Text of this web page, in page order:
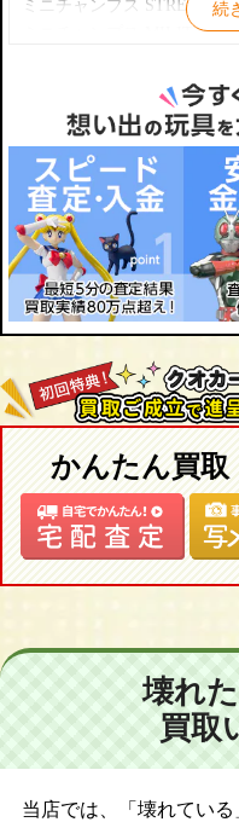
#16 ORANGE ARROWS
#17 ORANGE ARROWS
MONTE CARLO
#18 MINARDI EUROPEAN
#19 MINARDI M198
#20 JORDAN MUGEN
#21 JORDAN MUGEN
#22 BAR HONDA 02
#23 BAR HONDA 03
#24 BAR HONDA
#25 BAR HONDA 03
#26 BAR HONDA 02 R.ZONTA
#27 BAR HONDA
#28 BAR HONDA
#30 McLAREN MERCEDES
#31 McLAREN MERCEDES
#32 McLAREN MERCEDES
#33 McLAREN MERCEDES
FESTIVAL OF SPEED・1999
#36 RED BULL SAUBER
#37 RED BULL SAUBER
#38 RED BULL SAUBER
#39 RED BULL SAUBER
#41 RED BULL SAUBER
ロータスルノー97Ｔ 1985
ロータスルノー98Ｔ 1986
メルセデス190E2.3-16 1984
トールマンハートＴＧ184
カート1993
カート1980
ロータスホンダ99T 1987
ウィリアムスフォードＦＷ08
続
ミニチャンプス STREET
ミニチャンプス MILITALY
ポルシェ911クーペヒスト
上記掲載以外のシリーズや
かんたん買取
壊れ
買取
当店では、「壊れてい